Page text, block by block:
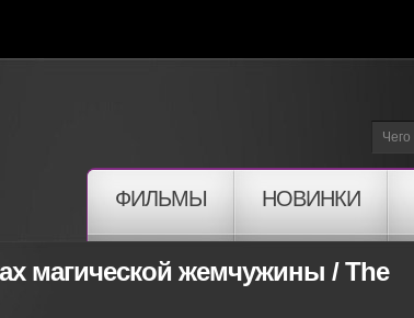
ФИЛЬМЫ НОВИНКИ
магической жемчужины / The